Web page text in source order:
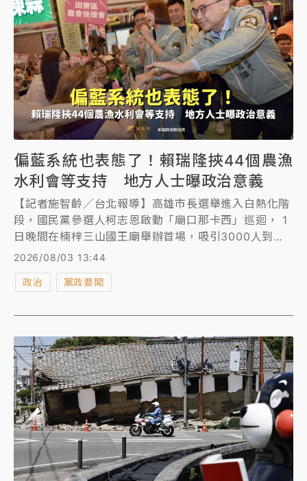
偏藍系統也表態了！賴瑞隆挾44個農漁
水利會等支持 地方人士曝政治意義
【記者施智齡／台北報導】高雄市長選舉進入白熱化階
段，國民黨參選人柯志恩啟動「廟口那卡西」巡迴， 1
日晚間在楠梓三山國王廟舉辦首場，吸引3000人到
場，讓藍營內部樂喊「高雄起風了」。而民進黨參選人
賴瑞隆昨在44個龐大體系後援下，成立「農漁水利後援
總會」，出席人數爆棚，超乎主辦單位預期。 地方人
農會長期被視為「偏藍」系統，也是國民黨長期經營的
重要地方組織，但這次27個農會皆派代表出席、力挺賴
瑞隆，堪稱農會系統突破傳統藍綠的一次重要表態。
2026/08/03 13:44
政治 黨政要聞